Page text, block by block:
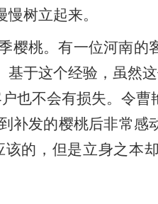
树立起来。
樱桃。有一位河南的
于这个经验，虽然
也不会有损失。令
补发的樱桃后非常感
的，但是立身之本